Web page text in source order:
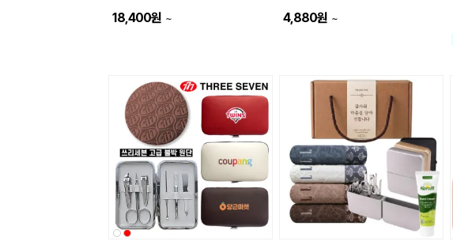
18,400원 ~ 4,880원 ~